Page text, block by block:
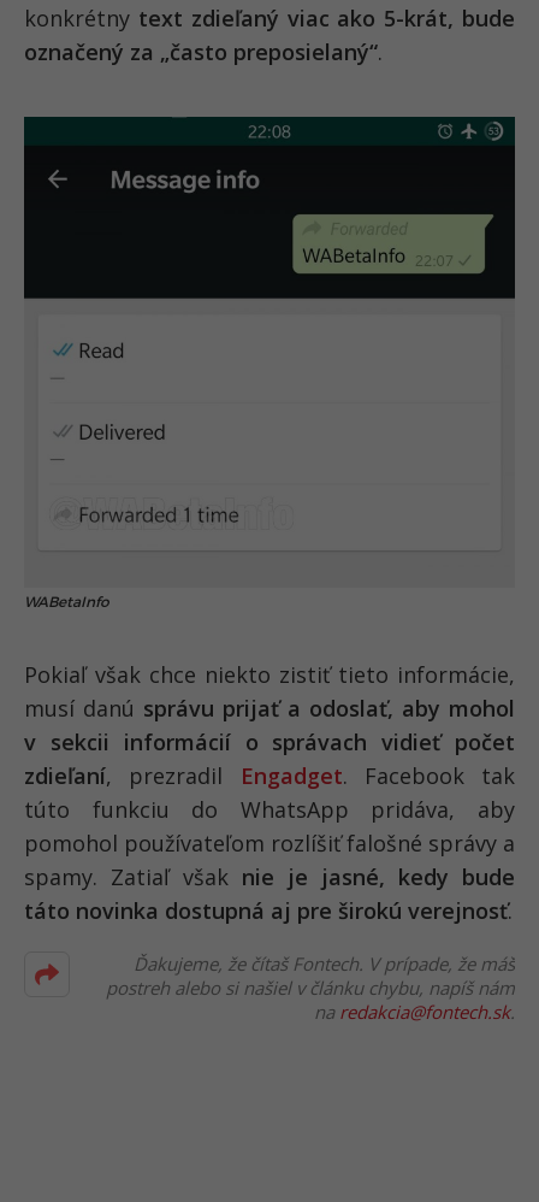
konkrétny text zdieľaný viac ako 5-krát, bude
označený za „často preposielaný“.
WABetaInfo
Pokiaľ však chce niekto zistiť tieto informácie,
musí danú správu prijať a odoslať, aby mohol
v sekcii informácií o správach vidieť počet
zdieľaní, prezradil Engadget. Facebook tak
túto funkciu do WhatsApp pridáva, aby
pomohol používateľom rozlíšiť falošné správy a
spamy. Zatiaľ však nie je jasné, kedy bude
táto novinka dostupná aj pre širokú verejnosť.
Ďakujeme, že čítaš Fontech. V prípade, že máš
postreh alebo si našiel v článku chybu, napíš nám
na redakcia@fontech.sk.